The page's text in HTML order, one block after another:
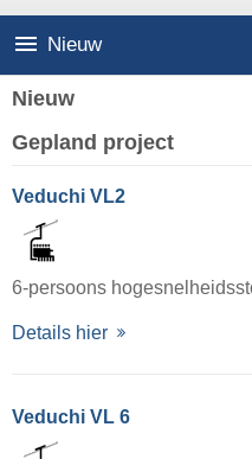
Nieuw
Nieuw
Gepland project
Veduchi VL2
6-persoons
Details hier
Veduchi VL 6